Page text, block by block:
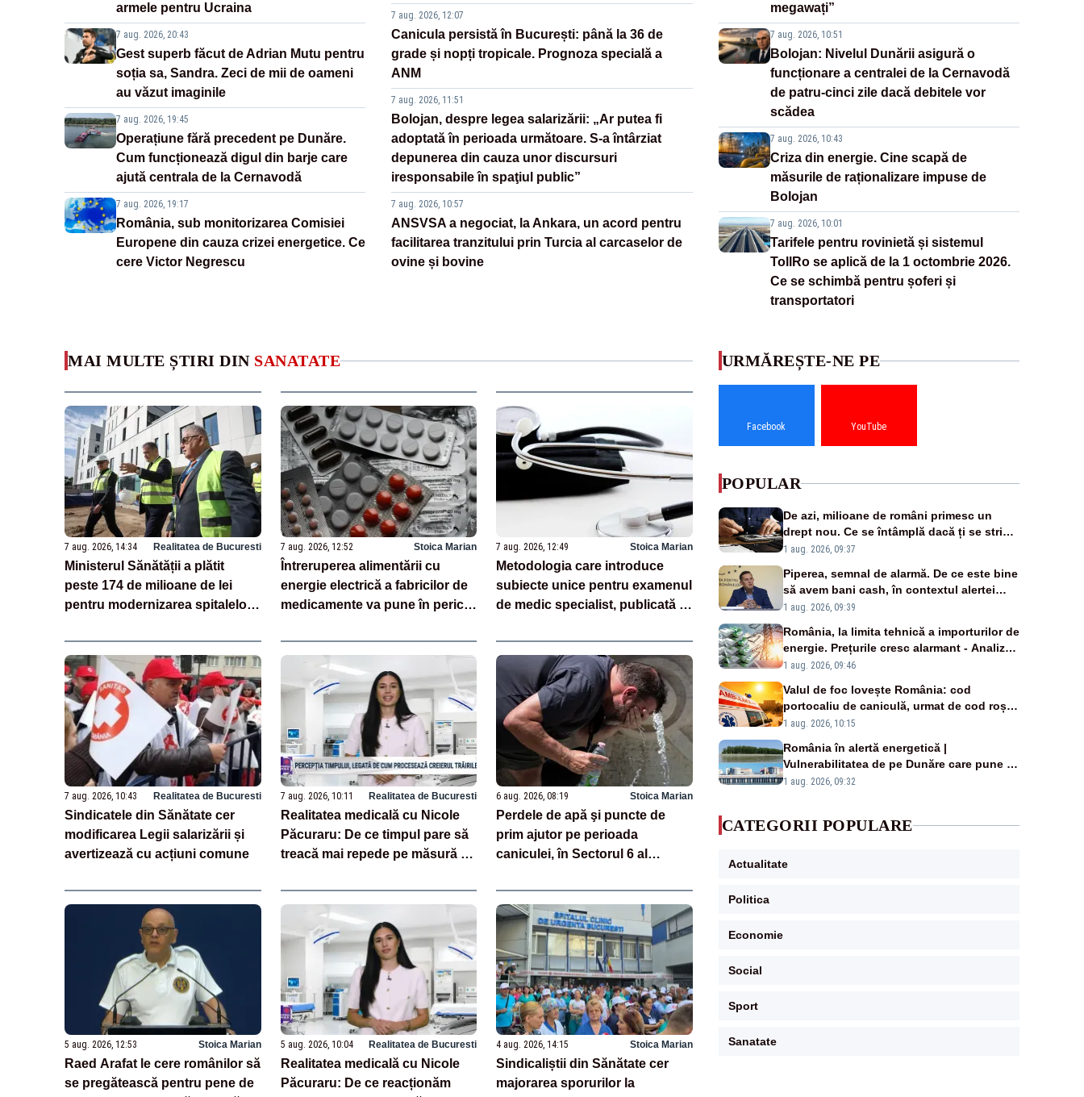
armele pentru Ucraina
7 aug. 2026, 20:43
Gest superb făcut de Adrian Mutu pentru
soția sa, Sandra. Zeci de mii de oameni
au văzut imaginile
7 aug. 2026, 19:45
Operațiune fără precedent pe Dunăre.
Cum funcționează digul din barje care
ajută centrala de la Cernavodă
7 aug. 2026, 19:17
România, sub monitorizarea Comisiei
Europene din cauza crizei energetice. Ce
cere Victor Negrescu
7 aug. 2026, 12:07
Canicula persistă în București: până la 36 de
grade și nopți tropicale. Prognoza specială a
ANM
7 aug. 2026, 11:51
Bolojan, despre legea salarizării: „Ar putea fi
adoptată în perioada următoare. S-a întârziat
depunerea din cauza unor discursuri
iresponsabile în spaţiul public”
7 aug. 2026, 10:57
ANSVSA a negociat, la Ankara, un acord pentru
facilitarea tranzitului prin Turcia al carcaselor de
ovine și bovine
megawați”
7 aug. 2026, 10:51
Bolojan: Nivelul Dunării asigură o
funcționare a centralei de la Cernavodă
de patru-cinci zile dacă debitele vor
scădea
7 aug. 2026, 10:43
Criza din energie. Cine scapă de
măsurile de raționalizare impuse de
Bolojan
7 aug. 2026, 10:01
Tarifele pentru rovinietă și sistemul
TollRo se aplică de la 1 octombrie 2026.
Ce se schimbă pentru șoferi și
transportatori
MAI MULTE ȘTIRI DIN SANATATE
7 aug. 2026, 14:34 Realitatea de Bucuresti
Ministerul Sănătății a plătit
peste 174 de milioane de lei
pentru modernizarea spitalelor,
7 aug. 2026, 12:52 Stoica Marian
Întreruperea alimentării cu
energie electrică a fabricilor de
medicamente va pune în pericol
7 aug. 2026, 12:49 Stoica Marian
Metodologia care introduce
subiecte unice pentru examenul
de medic specialist, publicată în
7 aug. 2026, 10:43 Realitatea de Bucuresti
Sindicatele din Sănătate cer
modificarea Legii salarizării și
avertizează cu acțiuni comune
7 aug. 2026, 10:11 Realitatea de Bucuresti
Realitatea medicală cu Nicole
Păcuraru: De ce timpul pare să
treacă mai repede pe măsură ce
6 aug. 2026, 08:19 Stoica Marian
Perdele de apă şi puncte de
prim ajutor pe perioada
caniculei, în Sectorul 6 al
5 aug. 2026, 12:53 Stoica Marian
Raed Arafat le cere românilor să
se pregătească pentru pene de
5 aug. 2026, 10:04 Realitatea de Bucuresti
Realitatea medicală cu Nicole
Păcuraru: De ce reacționăm
4 aug. 2026, 14:15 Stoica Marian
Sindicaliștii din Sănătate cer
majorarea sporurilor la
URMĂREȘTE-NE PE
Facebook YouTube
POPULAR
De azi, milioane de români primesc un
drept nou. Ce se întâmplă dacă ți se strică
un produs
1 aug. 2026, 09:37
Piperea, semnal de alarmă. De ce este bine
să avem bani cash, în contextul alertei
energetice?
1 aug. 2026, 09:39
România, la limita tehnică a importurilor de
energie. Prețurile cresc alarmant - Analiză
Realitatea Plus
1 aug. 2026, 09:46
Valul de foc lovește România: cod
portocaliu de caniculă, urmat de cod roșu
duminică. Temperaturile urcă spre 40°C
1 aug. 2026, 10:15
România în alertă energetică |
Vulnerabilitatea de pe Dunăre care pune în
pericol Centrala Cernavodă era cunoscută
1 aug. 2026, 09:32
CATEGORII POPULARE
Actualitate
Politica
Economie
Social
Sport
Sanatate